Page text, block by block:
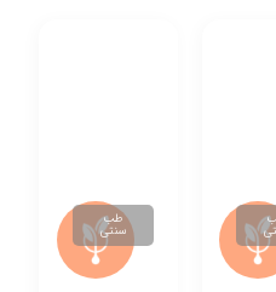
طب
سنتی